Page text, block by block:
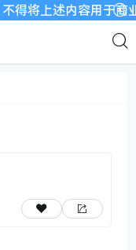
将上述内容用于商